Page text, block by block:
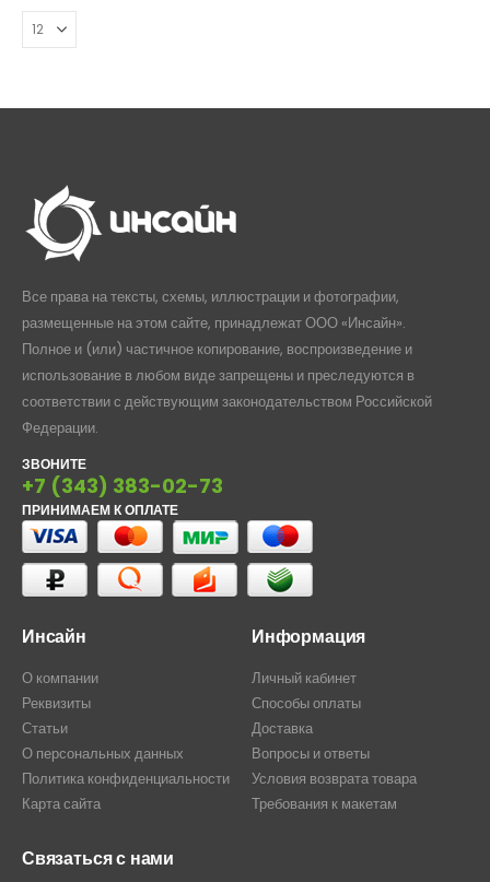
Все права на тексты, схемы, иллюстрации и фотографии,
размещенные на этом сайте, принадлежат ООО «Инсайн».
Полное и (или) частичное копирование, воспроизведение и
использование в любом виде запрещены и преследуются в
соответствии с действующим законодательством Российской
Федерации.
ЗВОНИТЕ
+7 (343) 383-02-73
ПРИНИМАЕМ К ОПЛАТЕ
Инсайн
О компании
Реквизиты
Статьи
О персональных данных
Политика конфиденциальности
Карта сайта
Информация
Личный кабинет
Способы оплаты
Доставка
Вопросы и ответы
Условия возврата товара
Требования к макетам
Связаться с нами